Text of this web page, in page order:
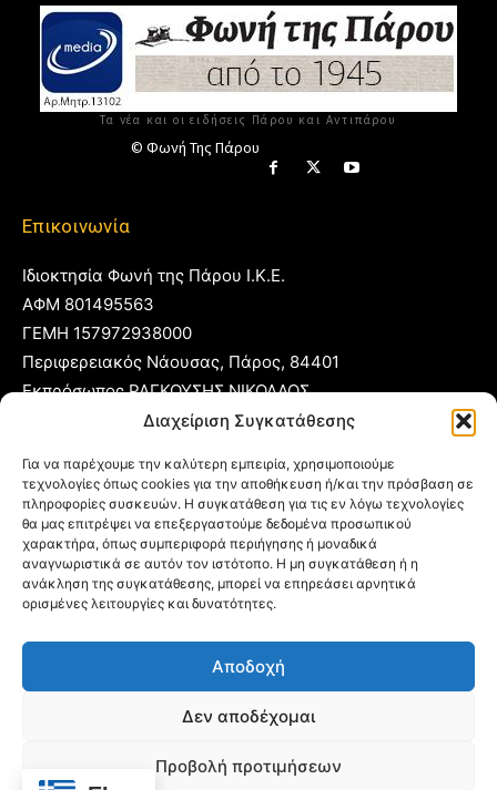
Διαχείριση Συγκατάθεσης
Για να παρέχουμε την καλύτερη εμπειρία, χρησιμοποιούμε
τεχνολογίες όπως cookies για την αποθήκευση ή/και την πρόσβαση σε
πληροφορίες συσκευών. Η συγκατάθεση για τις εν λόγω τεχνολογίες
θα μας επιτρέψει να επεξεργαστούμε δεδομένα προσωπικού
χαρακτήρα, όπως συμπεριφορά περιήγησης ή μοναδικά
αναγνωριστικά σε αυτόν τον ιστότοπο. Η μη συγκατάθεση ή η
ανάκληση της συγκατάθεσης, μπορεί να επηρεάσει αρνητικά
ορισμένες λειτουργίες και δυνατότητες.
Αποδοχή
Δεν αποδέχομαι
Προβολή προτιμήσεων
Τα νέα και οι ειδήσεις Πάρου και Αντιπάρου
© Φωνή Της Πάρου
Επικοινωνία
Ιδιοκτησία Φωνή της Πάρου Ι.Κ.Ε.
ΑΦΜ 801495563
ΓΕΜΗ 157972938000
Περιφερειακός Νάουσας, Πάρος, 84401
Εκπρόσωπος ΡΑΓΚΟΥΣΗΣ ΝΙΚΟΛΑΟΣ
Κ:6977 248885
E:foni@typoparos.gr(για αγγελίες:sales@typoparos.gr)
Πολιτική απορρήτου & Cookies